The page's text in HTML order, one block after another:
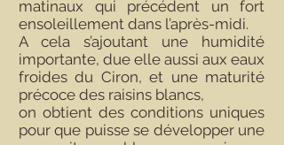
matinaux qui précédent un fort
ensoleillement dans l’après-midi.
A cela s’ajoutant une humidité
importante, due elle aussi aux eaux
froides du Ciron, et une maturité
précoce des raisins blancs,
on obtient des conditions uniques
pour que puisse se développer une